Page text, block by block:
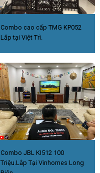
Combo cao cấp TMG KP052
Lắp tại Việt Trì.
Combo JBL KI512 100
Triệu.Lắp Tại Vinhomes Long